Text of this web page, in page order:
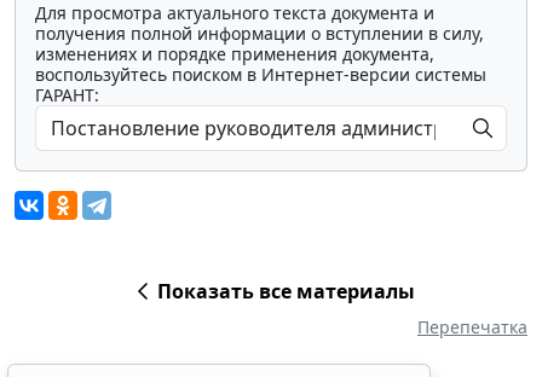
Для просмотра актуального текста документа и
получения полной информации о вступлении в силу,
изменениях и порядке применения документа,
воспользуйтесь поиском в Интернет-версии системы
ГАРАНТ:
Показать все материалы
Перепечатка